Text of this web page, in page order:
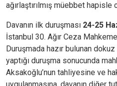
ağırlaştırılmış müebbet hapisle
Davanın ilk duruşması 24-25
İstanbul 30. Ağır Ceza
Duruşmada hazır bulunan
yaptığı duruşma sonucunda
Aksakoğlu’nun tahliyesine ve